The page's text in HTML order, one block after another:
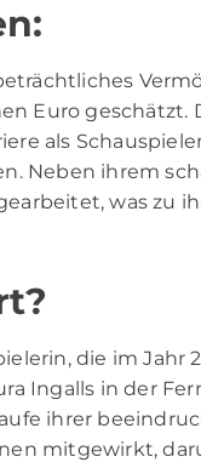
Euro geschätzt.
als
Neben ihrem
was zu
die im Jahr
Ingalls in der
ihrer
mitgewirkt,